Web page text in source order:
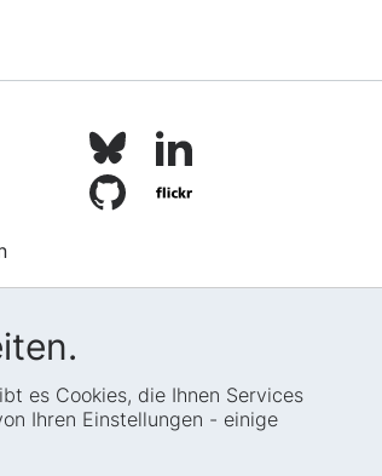
es Cookies, die Ihnen Services
Ihren Einstellungen - einige